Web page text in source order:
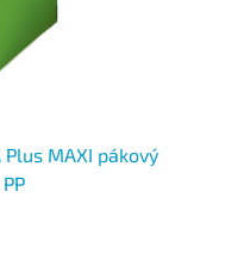
Plus MAXI pákový